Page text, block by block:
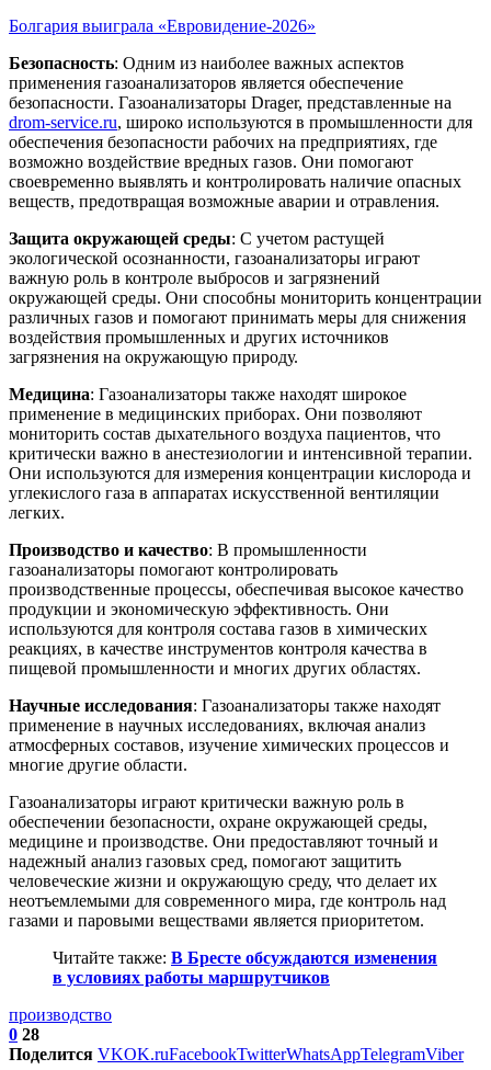
Болгария выиграла «Евровидение-2026»
Безопасность: Одним из наиболее важных аспектов
применения газоанализаторов является обеспечение
безопасности. Газоанализаторы Drager, представленные на
drom-service.ru, широко используются в промышленности для
обеспечения безопасности рабочих на предприятиях, где
возможно воздействие вредных газов. Они помогают
своевременно выявлять и контролировать наличие опасных
веществ, предотвращая возможные аварии и отравления.
Защита окружающей среды: С учетом растущей
экологической осознанности, газоанализаторы играют
важную роль в контроле выбросов и загрязнений
окружающей среды. Они способны мониторить концентрации
различных газов и помогают принимать меры для снижения
воздействия промышленных и других источников
загрязнения на окружающую природу.
Медицина: Газоанализаторы также находят широкое
применение в медицинских приборах. Они позволяют
мониторить состав дыхательного воздуха пациентов, что
критически важно в анестезиологии и интенсивной терапии.
Они используются для измерения концентрации кислорода и
углекислого газа в аппаратах искусственной вентиляции
легких.
Производство и качество: В промышленности
газоанализаторы помогают контролировать
производственные процессы, обеспечивая высокое качество
продукции и экономическую эффективность. Они
используются для контроля состава газов в химических
реакциях, в качестве инструментов контроля качества в
пищевой промышленности и многих других областях.
Научные исследования: Газоанализаторы также находят
применение в научных исследованиях, включая анализ
атмосферных составов, изучение химических процессов и
многие другие области.
Газоанализаторы играют критически важную роль в
обеспечении безопасности, охране окружающей среды,
медицине и производстве. Они предоставляют точный и
надежный анализ газовых сред, помогают защитить
человеческие жизни и окружающую среду, что делает их
неотъемлемыми для современного мира, где контроль над
газами и паровыми веществами является приоритетом.
Читайте также: В Бресте обсуждаются изменения
в условиях работы маршрутчиков
производство
0 28
Поделится VKOK.ruFacebookTwitterWhatsAppTelegramViber